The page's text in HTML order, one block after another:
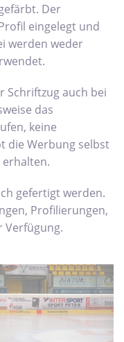
Der
eingelegt und
werden weder
Schriftzug auch bei
das
keine
die Werbung selbst
gefertigt werden.
Profilierungen,
Verfügung.